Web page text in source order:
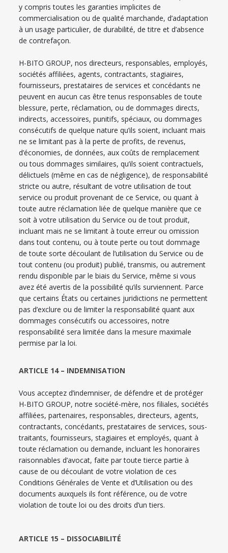
y compris toutes les garanties implicites de
commercialisation ou de qualité marchande, d’adaptation
à un usage particulier, de durabilité, de titre et d’absence
de contrefaçon.
H-BITO GROUP, nos directeurs, responsables, employés,
sociétés affiliées, agents, contractants, stagiaires,
fournisseurs, prestataires de services et concédants ne
peuvent en aucun cas être tenus responsables de toute
blessure, perte, réclamation, ou de dommages directs,
indirects, accessoires, punitifs, spéciaux, ou dommages
consécutifs de quelque nature qu’ils soient, incluant mais
ne se limitant pas à la perte de profits, de revenus,
d’économies, de données, aux coûts de remplacement
ou tous dommages similaires, qu’ils soient contractuels,
délictuels (même en cas de négligence), de responsabilité
stricte ou autre, résultant de votre utilisation de tout
service ou produit provenant de ce Service, ou quant à
toute autre réclamation liée de quelque manière que ce
soit à votre utilisation du Service ou de tout produit,
incluant mais ne se limitant à toute erreur ou omission
dans tout contenu, ou à toute perte ou tout dommage
de toute sorte découlant de l’utilisation du Service ou de
tout contenu (ou produit) publié, transmis, ou autrement
rendu disponible par le biais du Service, même si vous
avez été avertis de la possibilité qu’ils surviennent. Parce
que certains États ou certaines juridictions ne permettent
pas d’exclure ou de limiter la responsabilité quant aux
dommages consécutifs ou accessoires, notre
responsabilité sera limitée dans la mesure maximale
permise par la loi.
ARTICLE 14 – INDEMNISATION
Vous acceptez d’indemniser, de défendre et de protéger
H-BITO GROUP, notre société-mère, nos filiales, sociétés
affiliées, partenaires, responsables, directeurs, agents,
contractants, concédants, prestataires de services, sous-
traitants, fournisseurs, stagiaires et employés, quant à
toute réclamation ou demande, incluant les honoraires
raisonnables d’avocat, faite par toute tierce partie à
cause de ou découlant de votre violation de ces
Conditions Générales de Vente et d’Utilisation ou des
documents auxquels ils font référence, ou de votre
violation de toute loi ou des droits d’un tiers.
ARTICLE 15 – DISSOCIABILITÉ